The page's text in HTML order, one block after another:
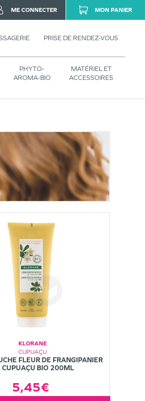
PRISE DE RENDEZ-VOUS
PHYTO-
AROMA-BIO
MATÉRIEL ET
ACCESSOIRES
ME CONNECTER MON PANIER
KLORANE
CUPUAÇU
FLEUR DE FRANGIPANIER
CUPUAÇU BIO 200ML
5,45€